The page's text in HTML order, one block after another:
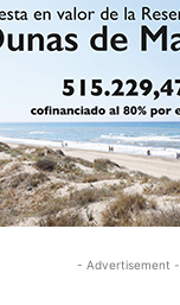
- Advertisement -